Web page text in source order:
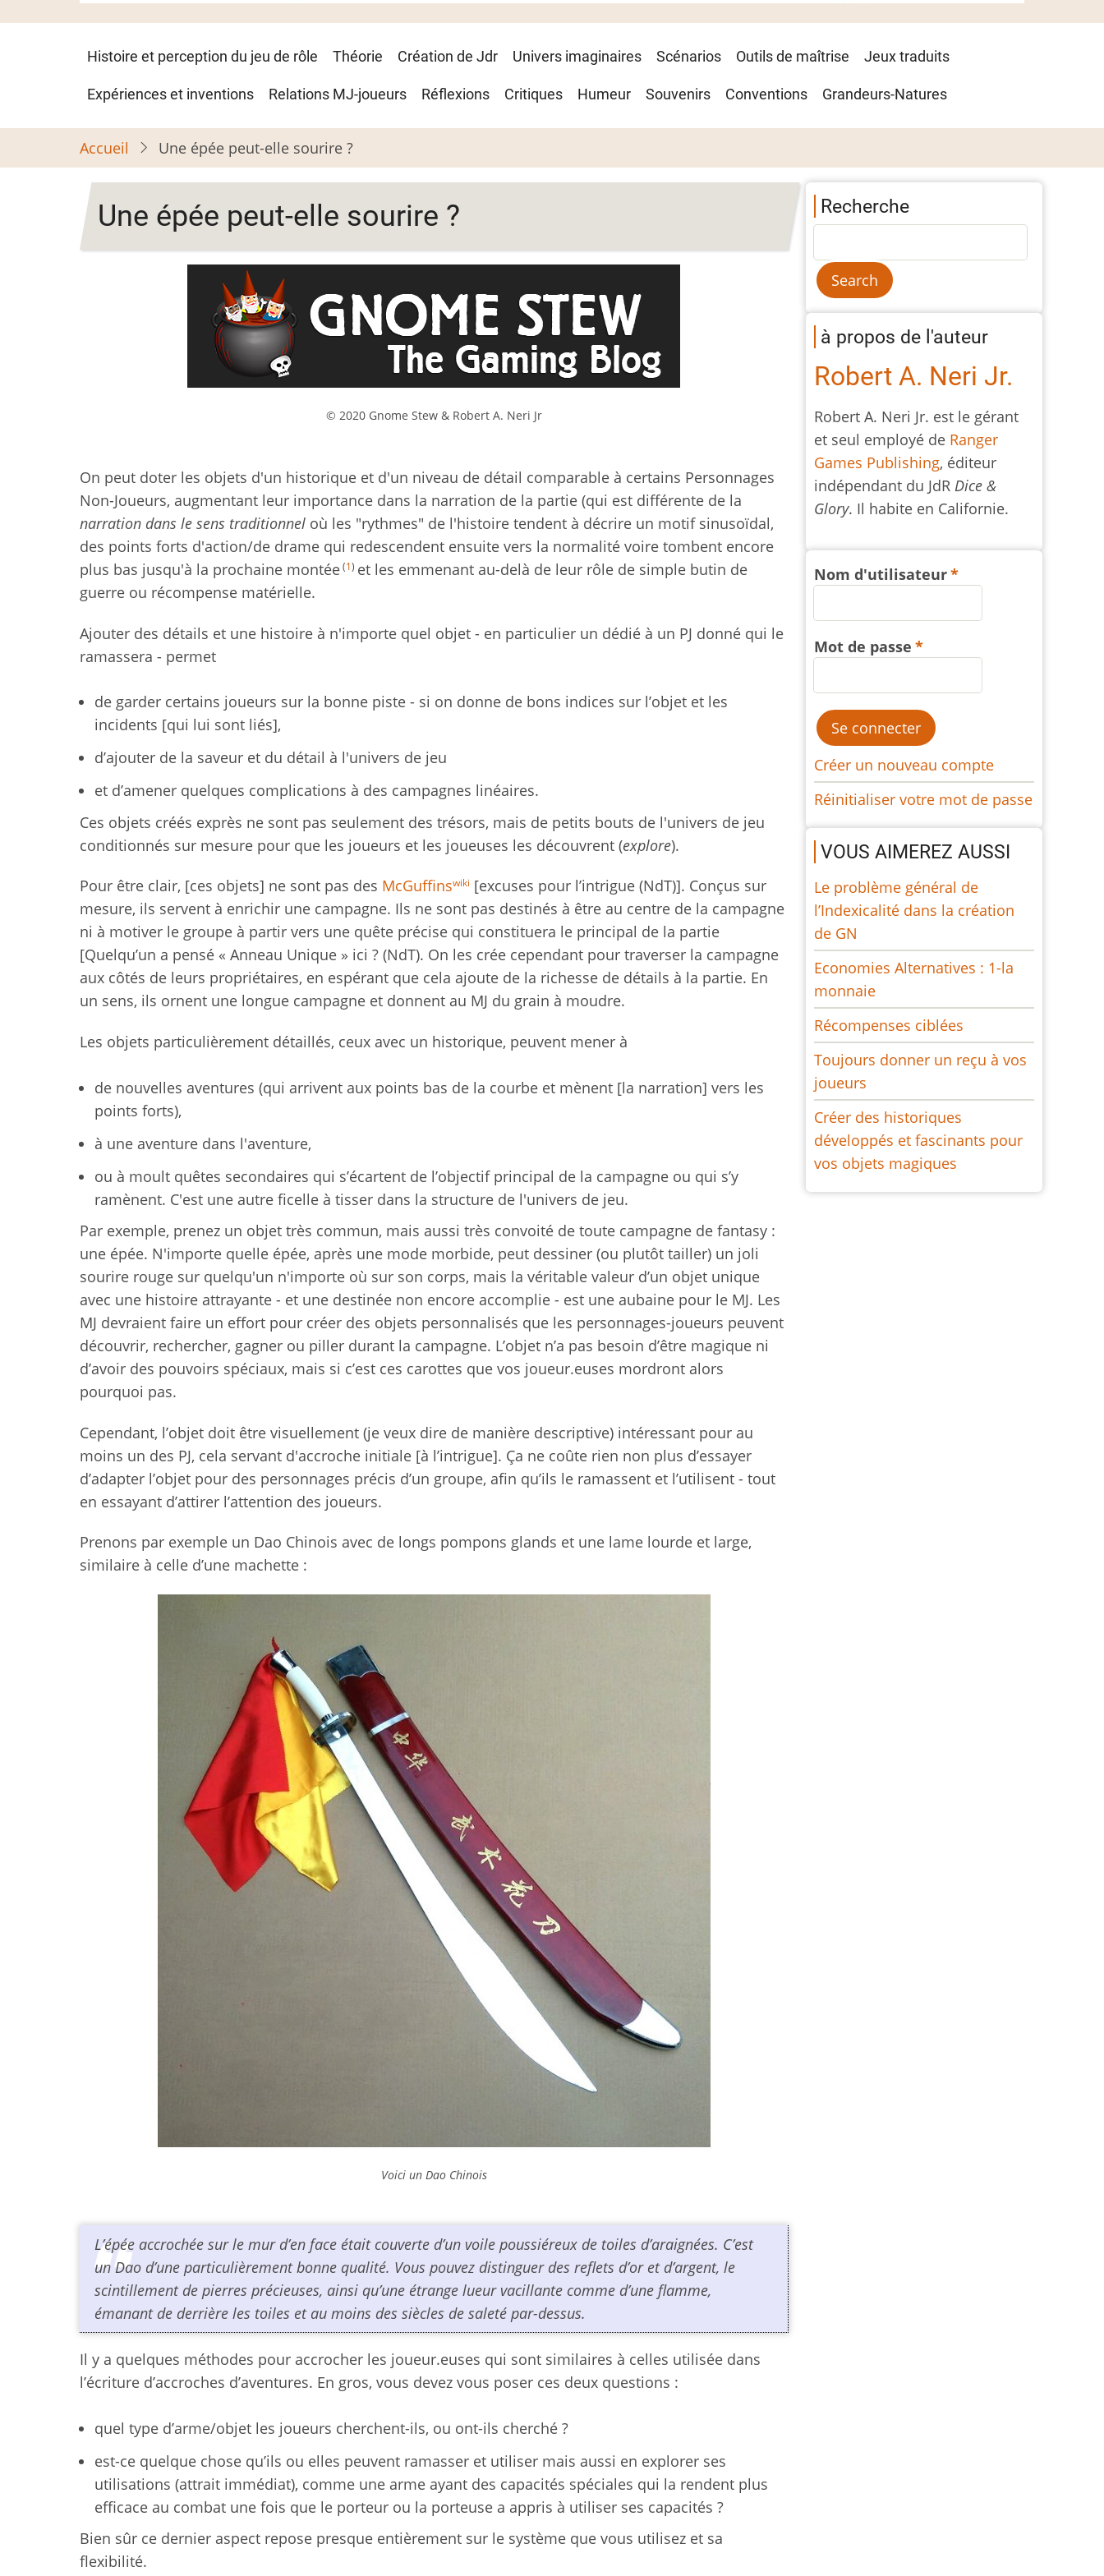
Navigation
principale
Histoire et perception du jeu de rôle Théorie Création de Jdr Univers imaginaires Scénarios Outils de maîtrise Jeux traduits
Expériences et inventions Relations MJ-joueurs Réflexions Critiques Humeur Souvenirs Conventions Grandeurs-Natures
Accueil Une épée peut-elle sourire ?
Une épée peut-elle sourire ?
© 2020 Gnome Stew & Robert A. Neri Jr
On peut doter les objets d'un historique et d'un niveau de détail comparable à certains Personnages
Non-Joueurs, augmentant leur importance dans la narration de la partie (qui est différente de la
narration dans le sens traditionnel où les "rythmes" de l'histoire tendent à décrire un motif sinusoïdal,
des points forts d'action/de drame qui redescendent ensuite vers la normalité voire tombent encore
plus bas jusqu'à la prochaine montée(1) et les emmenant au-delà de leur rôle de simple butin de
guerre ou récompense matérielle.
Ajouter des détails et une histoire à n'importe quel objet - en particulier un dédié à un PJ donné qui le
ramassera - permet
de garder certains joueurs sur la bonne piste - si on donne de bons indices sur l’objet et les
incidents [qui lui sont liés],
d’ajouter de la saveur et du détail à l'univers de jeu
et d’amener quelques complications à des campagnes linéaires.
Ces objets créés exprès ne sont pas seulement des trésors, mais de petits bouts de l'univers de jeu
conditionnés sur mesure pour que les joueurs et les joueuses les découvrent (explore).
Pour être clair, [ces objets] ne sont pas des McGuffinswiki [excuses pour l’intrigue (NdT)]. Conçus sur
mesure, ils servent à enrichir une campagne. Ils ne sont pas destinés à être au centre de la campagne
ni à motiver le groupe à partir vers une quête précise qui constituera le principal de la partie
[Quelqu’un a pensé « Anneau Unique » ici ? (NdT). On les crée cependant pour traverser la campagne
aux côtés de leurs propriétaires, en espérant que cela ajoute de la richesse de détails à la partie. En
un sens, ils ornent une longue campagne et donnent au MJ du grain à moudre.
Les objets particulièrement détaillés, ceux avec un historique, peuvent mener à
de nouvelles aventures (qui arrivent aux points bas de la courbe et mènent [la narration] vers les
points forts),
à une aventure dans l'aventure,
ou à moult quêtes secondaires qui s’écartent de l’objectif principal de la campagne ou qui s’y
ramènent. C'est une autre ficelle à tisser dans la structure de l'univers de jeu.
Par exemple, prenez un objet très commun, mais aussi très convoité de toute campagne de fantasy :
une épée. N'importe quelle épée, après une mode morbide, peut dessiner (ou plutôt tailler) un joli
sourire rouge sur quelqu'un n'importe où sur son corps, mais la véritable valeur d’un objet unique
avec une histoire attrayante - et une destinée non encore accomplie - est une aubaine pour le MJ. Les
MJ devraient faire un effort pour créer des objets personnalisés que les personnages-joueurs peuvent
découvrir, rechercher, gagner ou piller durant la campagne. L’objet n’a pas besoin d’être magique ni
d’avoir des pouvoirs spéciaux, mais si c’est ces carottes que vos joueur.euses mordront alors
pourquoi pas.
Cependant, l’objet doit être visuellement (je veux dire de manière descriptive) intéressant pour au
moins un des PJ, cela servant d'accroche initiale [à l’intrigue]. Ça ne coûte rien non plus d’essayer
d’adapter l’objet pour des personnages précis d’un groupe, afin qu’ils le ramassent et l’utilisent - tout
en essayant d’attirer l’attention des joueurs.
Prenons par exemple un Dao Chinois avec de longs pompons glands et une lame lourde et large,
similaire à celle d’une machette :
Voici un Dao Chinois
L’épée accrochée sur le mur d’en face était couverte d’un voile poussiéreux de toiles d’araignées. C’est
un Dao d’une particulièrement bonne qualité. Vous pouvez distinguer des reflets d’or et d’argent, le
scintillement de pierres précieuses, ainsi qu’une étrange lueur vacillante comme d’une flamme,
émanant de derrière les toiles et au moins des siècles de saleté par-dessus.
Il y a quelques méthodes pour accrocher les joueur.euses qui sont similaires à celles utilisée dans
l’écriture d’accroches d’aventures. En gros, vous devez vous poser ces deux questions :
quel type d’arme/objet les joueurs cherchent-ils, ou ont-ils cherché ?
est-ce quelque chose qu’ils ou elles peuvent ramasser et utiliser mais aussi en explorer ses
utilisations (attrait immédiat), comme une arme ayant des capacités spéciales qui la rendent plus
efficace au combat une fois que le porteur ou la porteuse a appris à utiliser ses capacités ?
Bien sûr ce dernier aspect repose presque entièrement sur le système que vous utilisez et sa
flexibilité.
Recherche
à propos de l'auteur
Robert A. Neri Jr.
Robert A. Neri Jr. est le gérant
et seul employé de Ranger
Games Publishing, éditeur
indépendant du JdRDice &
Glory. Il habite en Californie.
Nom d'utilisateur
Mot de passe
Créer un nouveau compte
Réinitialiser votre mot de passe
VOUS AIMEREZ AUSSI
Le problème général de
l’Indexicalité dans la création
de GN
Economies Alternatives : 1-la
monnaie
Récompenses ciblées
Toujours donner un reçu à vos
joueurs
Créer des historiques
développés et fascinants pour
vos objets magiques